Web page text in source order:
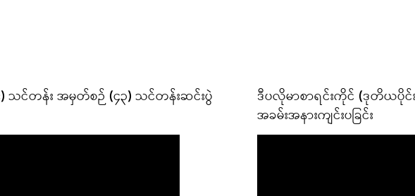
သင်တန်း အမှတ်စဉ် (၄၃) သင်တန်းဆင်းပွဲ
ဒီပလိုမာစာရင်းကိုင် (ဒုတိယပို
အခမ်းအနားကျင်းပခြင်း